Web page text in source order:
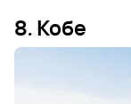
8. Кобе